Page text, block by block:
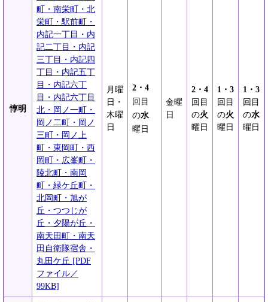
惇明
町・南栄町・北
栄町・駅前町・
内記一丁目・内
記二丁目・内記
三丁目・内記四
丁目・内記五丁
目・内記六丁
目・内記六丁目
北・岡ノ一町・
岡ノ二町・岡ノ
三町・岡ノ上
町・東岡町・西
岡町・広峯町・
陵北町・南岡
町・緑ケ丘町・
北岡町・旭が
丘・つつじが
丘・夕陽が丘・
南天田町・南天
田自衛隊宿舎・
丸田ケ丘 [PDF
ファイル／
99KB]
月曜
日・
木曜
日
2・4
回目
の水
曜日
金曜
日
2・4
回目
の火
曜日
1・3
回目
の火
曜日
1・3
回目
の水
曜日